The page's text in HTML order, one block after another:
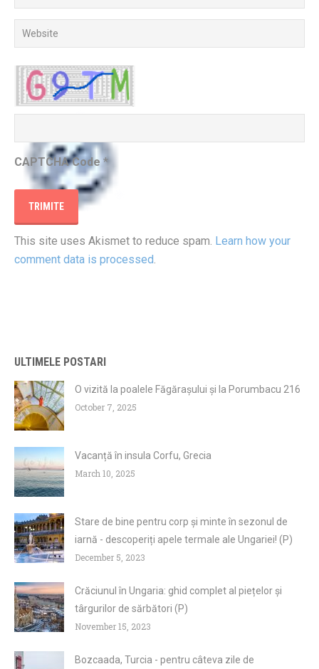
CAPTCHA Code *
This site uses Akismet to reduce spam. Learn how your
comment data is processed.
ULTIMELE POSTARI
O vizită la poalele Făgărașului și la Porumbacu 216
October 7, 2025
Vacanță în insula Corfu, Grecia
March 10, 2025
Stare de bine pentru corp și minte în sezonul de
iarnă - descoperiți apele termale ale Ungariei! (P)
December 5, 2023
Crăciunul în Ungaria: ghid complet al piețelor și
târgurilor de sărbători (P)
November 15, 2023
Bozcaada, Turcia - pentru câteva zile de